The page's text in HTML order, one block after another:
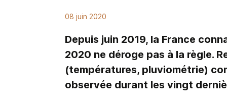
08 juin 2020
Depuis juin 2019, la France
2020 ne déroge pas à la règle.
(températures, pluviométrie)
observée durant les vingt